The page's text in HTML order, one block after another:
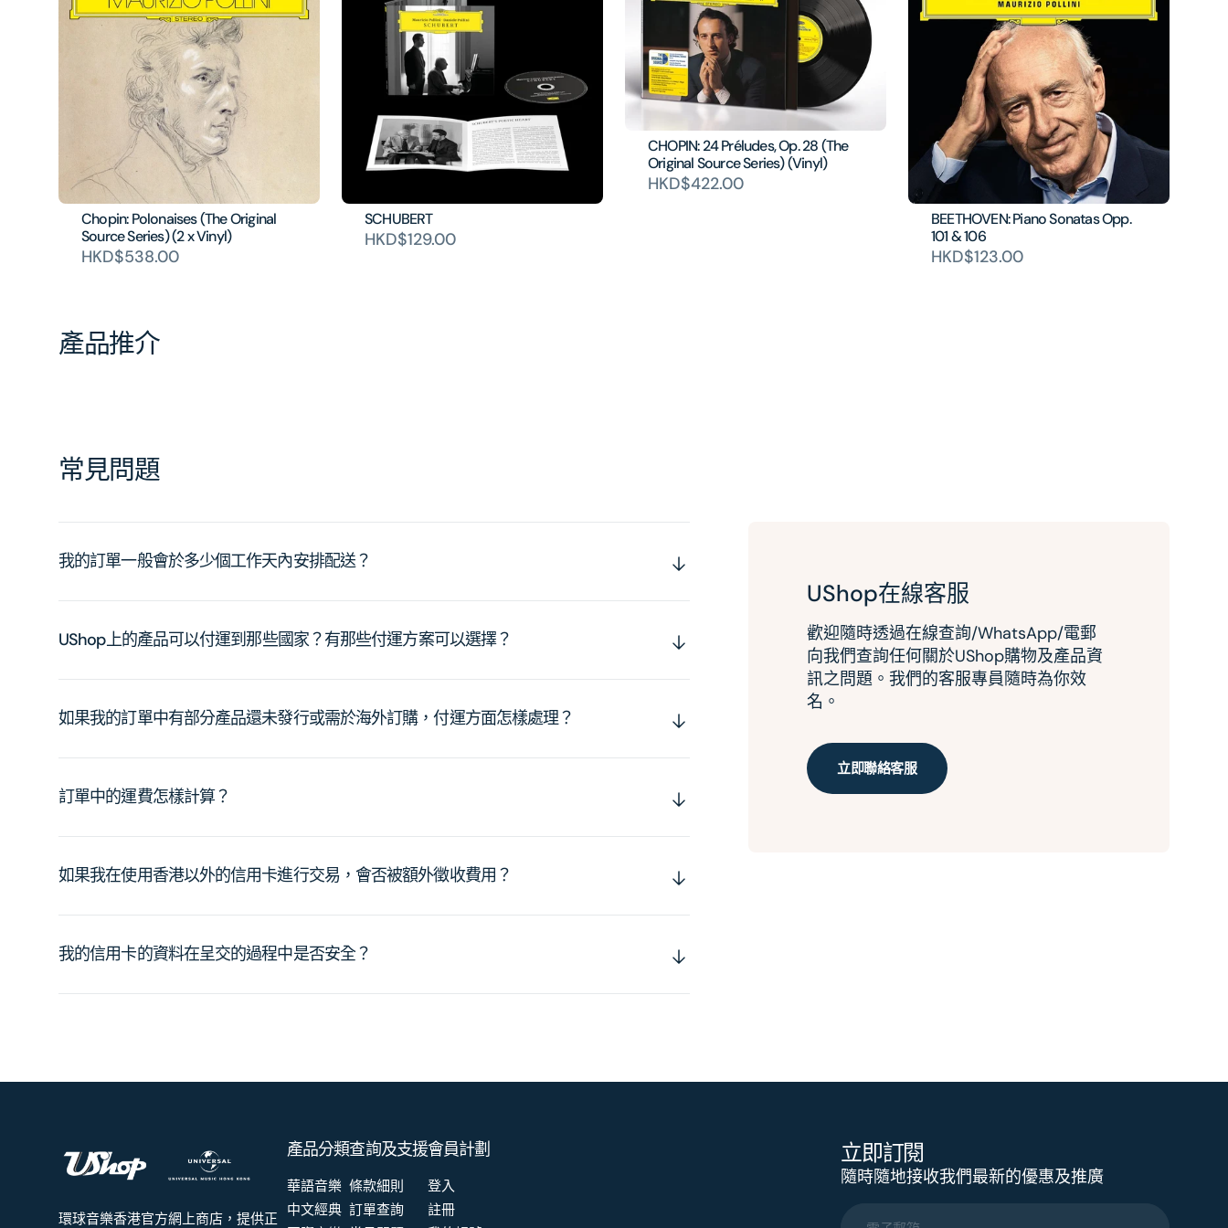
Chopin: Polonaises (The Original
Source Series) (2 x Vinyl)
HKD$538.00
SCHUBERT
HKD$129.00
CHOPIN: 24 Préludes, Op. 28 (The
Original Source Series) (Vinyl)
HKD$422.00
BEETHOVEN: Piano Sonatas Opp.
101 & 106
HKD$123.00
產品推介
常見問題
我的訂單一般會於多少個工作天內安排配送？
UShop上的產品可以付運到那些國家？有那些付運方案可以選擇？
如果我的訂單中有部分產品還未發行或需於海外訂購，付運方面怎樣處理？
訂單中的運費怎樣計算？
如果我在使用香港以外的信用卡進行交易，會否被額外徵收費用？
我的信用卡的資料在呈交的過程中是否安全？
UShop在線客服
歡迎隨時透過在線查詢/WhatsApp/電郵
向我們查詢任何關於UShop購物及產品資
訊之問題。我們的客服專員隨時為你效
名。
立即聯絡客服
環球音樂香港官方網上商店，提供正
產品分類
華語音樂
中文經典
查詢及支援
條款細則
訂單查詢
會員計劃
登入
註冊
立即訂閱
隨時隨地接收我們最新的優惠及推廣